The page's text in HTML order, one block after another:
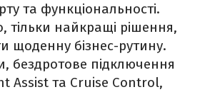
та функціональності.
тільки найкращі рішення,
щоденну бізнес-рутину.
бездротове підключення
Assist та Cruise Control,